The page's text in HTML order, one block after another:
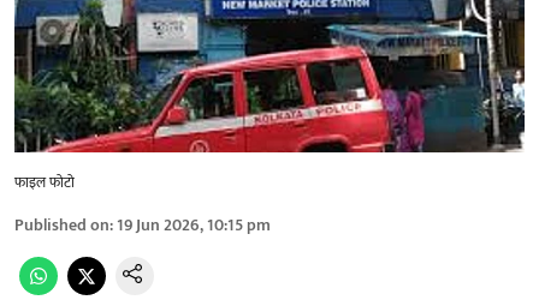
फाइल फोटो
Published on:19 Jun 2026, 10:15 pm